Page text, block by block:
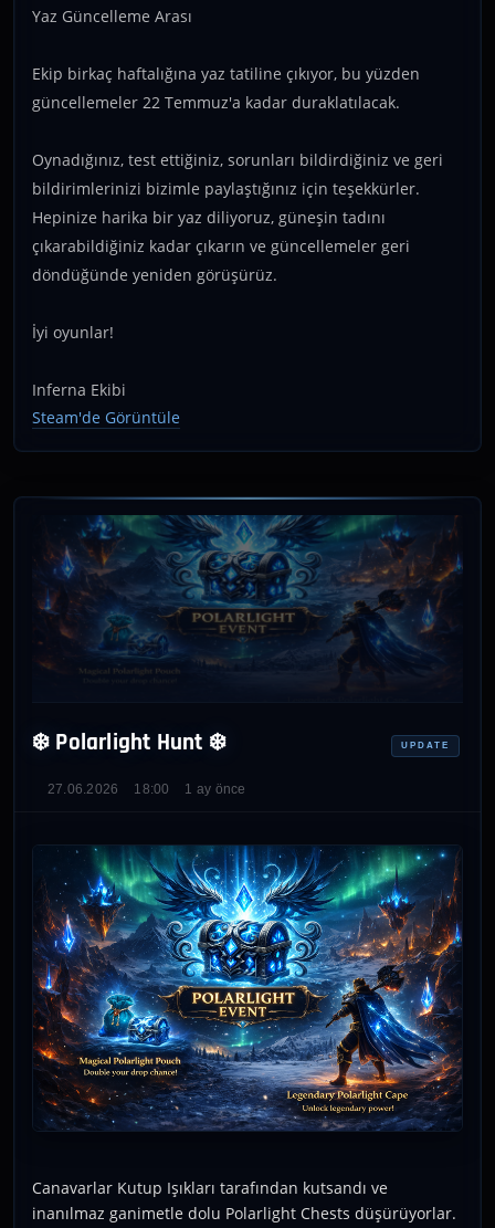
Yaz Güncelleme Arası
Ekip birkaç haftalığına yaz tatiline çıkıyor, bu yüzden
güncellemeler 22 Temmuz'a kadar duraklatılacak.
Oynadığınız, test ettiğiniz, sorunları bildirdiğiniz ve geri
bildirimlerinizi bizimle paylaştığınız için teşekkürler.
Hepinize harika bir yaz diliyoruz, güneşin tadını
çıkarabildiğiniz kadar çıkarın ve güncellemeler geri
döndüğünde yeniden görüşürüz.
İyi oyunlar!
Inferna Ekibi
Steam'de Görüntüle
❄️ Polarlight Hunt ❄️ UPDATE
27.06.2026 18:00 1 ay önce
Canavarlar Kutup Işıkları tarafından kutsandı ve
inanılmaz ganimetle dolu Polarlight Chests düşürüyorlar.